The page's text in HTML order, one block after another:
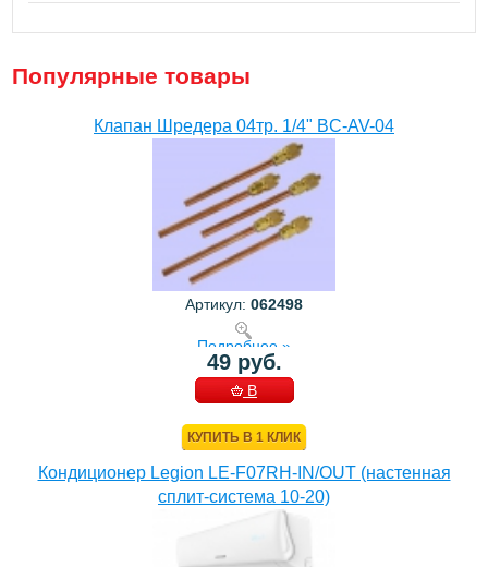
Популярные товары
Клапан Шредера 04тр. 1/4" BC-AV-04
Артикул: 062498
Подробнее »
49 руб.
В
КУПИТЬ В 1 КЛИК
Кондиционер Legion LE-F07RH-IN/OUT (настенная
сплит-система 10-20)